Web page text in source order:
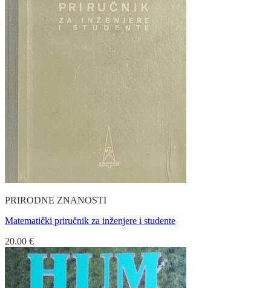
PRIRODNE ZNANOSTI
Matematički priručnik za inženjere i studente
20.00 €